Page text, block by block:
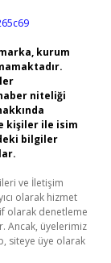
kurum
niteliği
kişiler ile isim
bilgiler
ve İletişim
olarak hizmet
olarak denetleme
Ancak, üyelerimiz
siteye üye olarak